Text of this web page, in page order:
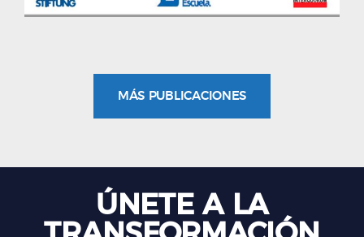
MÁS PUBLICACIONES
ÚNETE A LA